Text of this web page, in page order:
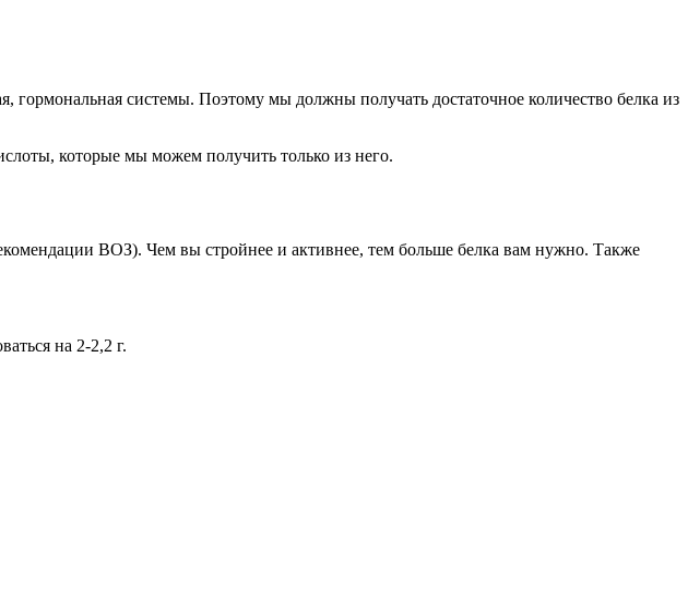
системы. Поэтому мы должны получать достаточное количество белка из
которые мы можем получить только из него.
ВОЗ). Чем вы стройнее и активнее, тем больше белка вам нужно. Также
на 2-2,2 г.